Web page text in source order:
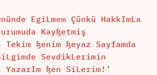
EgiLmem Çünkü HakkImLa
Kayßetmiş
Tekim ßenim ßeyaz Sayfamda
SevdikLerimin
YazarIm ßen SiLerim!’